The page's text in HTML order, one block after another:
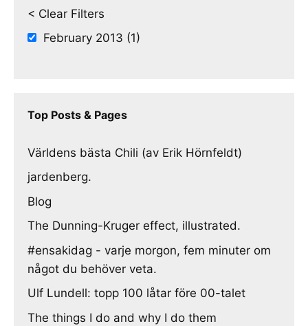
< Clear Filters
February 2013 (1)
Top Posts & Pages
Världens bästa Chili (av Erik Hörnfeldt)
jardenberg.
Blog
The Dunning-Kruger effect, illustrated.
#ensakidag - varje morgon, fem minuter om
något du behöver veta.
Ulf Lundell: topp 100 låtar före 00-talet
The things I do and why I do them